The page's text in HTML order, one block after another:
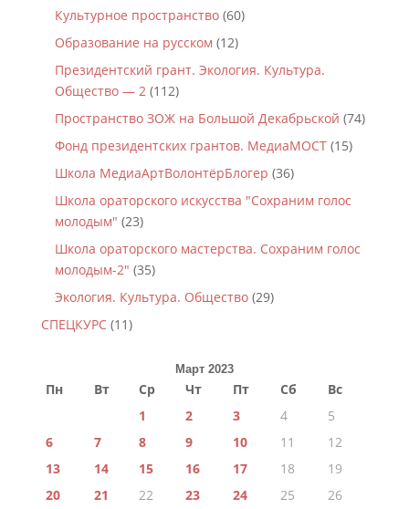
Культурное пространство(60)
Образование на русском (12)
Президентский грант. Экология. Культура.
Общество — 2(112)
Пространство ЗОЖ на Большой Декабрьской (74)
Фонд президентских грантов. МедиаМОСТ(15)
Школа МедиаАртВолонтёрБлогер (36)
Школа ораторского искусства "Сохраним голос
молодым" (23)
Школа ораторского мастерства. Сохраним голос
молодым-2" (35)
Экология. Культура. Общество(29)
СПЕЦКУРС(11)
Март 2023
Пн Вт Ср Чт Пт Сб
Вс
1
2 3 4
5
6
7 8 9 10 11
12
13
14 15 16 17 18
19
20
21 22 23 24 25
26